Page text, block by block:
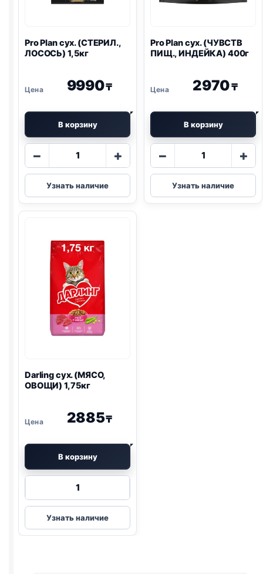
Pro Planсух. (СТЕРИЛ.,
ЛОСОСЬ) 1,5кг
9990₸
В корзину
−
Количество
Pro
Plan
сух.
1,5кг
+
Узнать наличие
Pro Planсух. (ЧУВСТВ
ПИЩ., ИНДЕЙКА) 400г
2970₸
В корзину
−
Количество
Pro
Plan
сух.
+
Узнать наличие
Darling сух. (МЯСО,
ОВОЩИ) 1,75кг
2885₸
В корзину
Количество
Darling
сух.
(МЯСО,
Узнать наличие